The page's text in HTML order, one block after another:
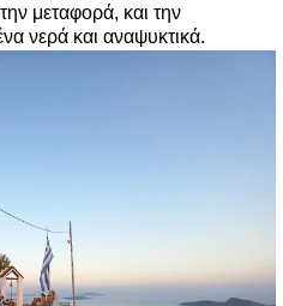
μεταφορά, και την
νερά και αναψυκτικά.